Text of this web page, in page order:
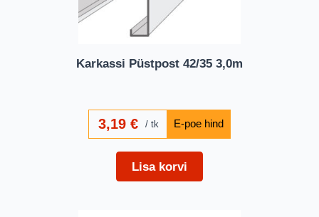
Karkassi Püstpost 42/35 3,0m
3,19€ tk
Lisa korvi